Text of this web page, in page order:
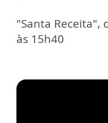
"Santa Receita",
às 15h40